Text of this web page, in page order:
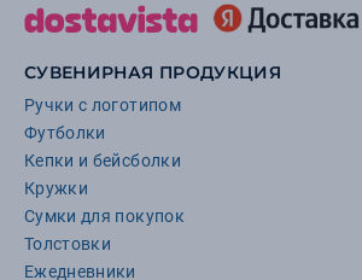
СУВЕНИРНАЯ ПРОДУКЦИЯ
Ручки с логотипом
Футболки
Кепки и бейсболки
Кружки
Сумки для покупок
Толстовки
Ежедневники